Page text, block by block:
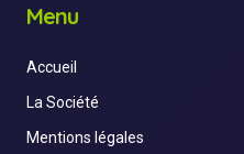
Menu
Accueil
La Société
Mentions légales